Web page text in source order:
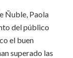
Ñuble, Paola
del público
el buen
superado las